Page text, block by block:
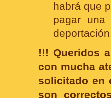
habrá que
pagar
!!! Queridos
con mucha
solicitado en
son